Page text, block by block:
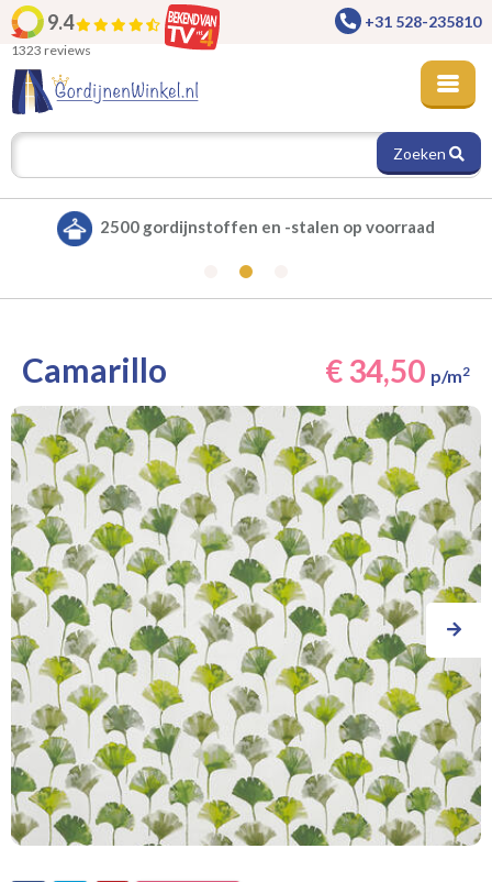
9.4
1323 reviews
+31 528-235810
Zoeken
Alle gordijnen verduisterend leverbaar
Camarillo € 34,50 p/m2